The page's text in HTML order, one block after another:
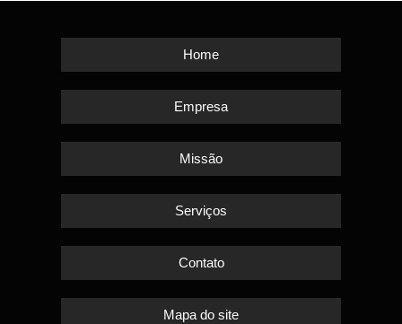
Home
Empresa
Missão
Serviços
Contato
Mapa do site